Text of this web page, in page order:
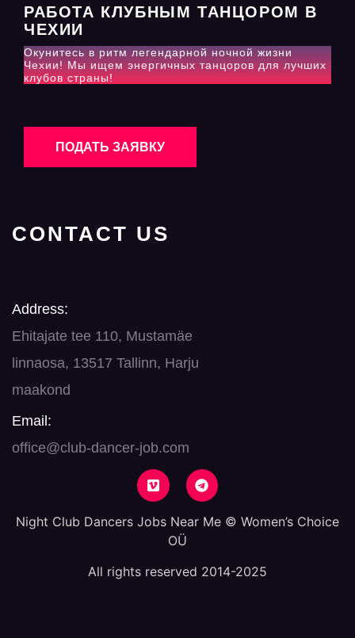
РАБОТА КЛУБНЫМ ТАНЦОРОМ В
ЧЕХИИ
Окунитесь в ритм легендарной ночной жизни
Чехии! Мы ищем энергичных танцоров для лучших
клубов страны!
ПОДАТЬ ЗАЯВКУ
CONTACT US
Address:
Ehitajate tee 110, Mustamäe
linnaosa, 13517 Tallinn, Harju
maakond
Email:
office@club-dancer-job.com
Night Club Dancers Jobs Near Me © Women’s Choice
OÜ
All rights reserved 2014-2025